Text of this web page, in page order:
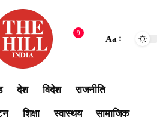
9
Aa
देश विदेश राजनीति
शिक्षा स्वास्थय सामाजिक